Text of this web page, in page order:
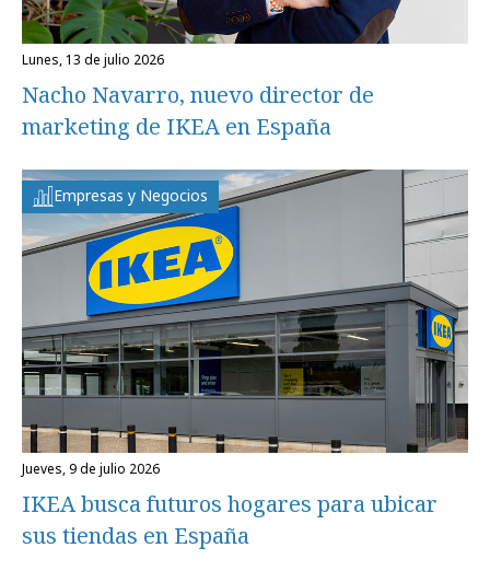
lunes, 13 de julio 2026
Nacho Navarro, nuevo director de
marketing de IKEA en España
Empresas y Negocios
jueves, 9 de julio 2026
IKEA busca futuros hogares para ubicar
sus tiendas en España